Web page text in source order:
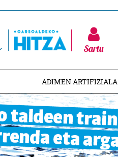
Sartu
ADIMEN ARTIFIZIALA